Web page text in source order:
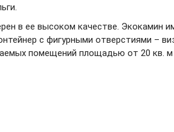
в ее высоком качестве. Экокамин
с фигурными отверстиями –
помещений площадью от 20 кв.